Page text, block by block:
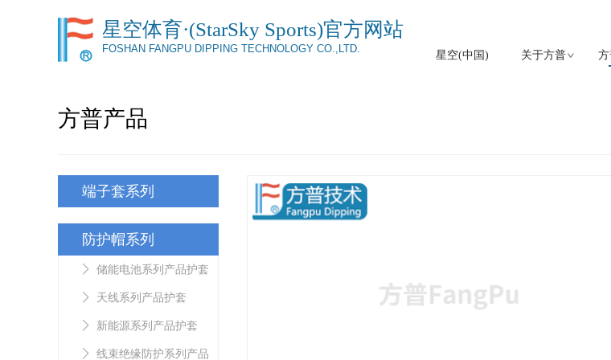
星空体育·(StarSky Sports)官方网站
FOSHAN FANGPU DIPPING TECHNOLOGY CO.,LTD.
星空(中国) 关于方普
方普产品
端子套系列
防护帽系列
储能电池系列产品护套
天线系列产品护套
新能源系列产品护套
线束绝缘防护系列产品